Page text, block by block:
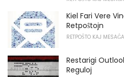
Kiel Fari Vere
Retpoŝtojn
RETPOŜTO KAJ
Restarigi
Reguloj